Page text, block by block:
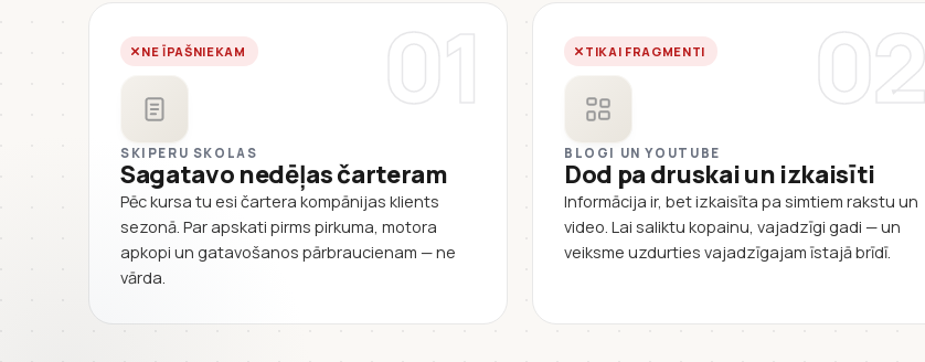
01
NE ĪPAŠNIEKAM
SKIPERU SKOLAS
Sagatavo nedēļas čarteram
Pēc kursa tu esi čartera kompānijas klients
sezonā. Par apskati pirms pirkuma, motora
apkopi un gatavošanos pārbraucienam — ne
vārda.
02
TIKAI FRAGMENTI
BLOGI UN YOUTUBE
Dod pa druskai un izkaisīti
Informācija ir, bet izkaisīta pa simtiem rakstu un
video. Lai saliktu kopainu, vajadzīgi gadi — un
veiksme uzdurties vajadzīgajam īstajā brīdī.